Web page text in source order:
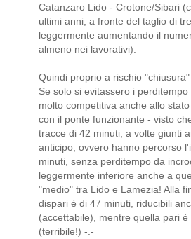
Catanzaro Lido - Crotone/Sibari
ultimi anni, a fronte del taglio di
leggermente aumentando il
almeno nei lavorativi).
Quindi proprio a rischio
Se solo si evitassero i
molto competitiva anche allo
con il ponte funzionante - visto
tracce di 42 minuti, a volte giunti
anticipo, ovvero hanno percorso
minuti, senza perditempo da
leggermente inferiore anche a
"medio" tra Lido e Lamezia! Alla
dispari è di 47 minuti, riducibili
(accettabile), mentre quella pari
(terribile!) -.-